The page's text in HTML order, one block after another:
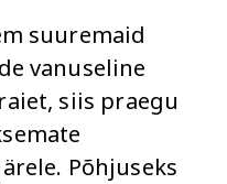
suuremaid
vanuseline
siis praegu
Põhjuseks